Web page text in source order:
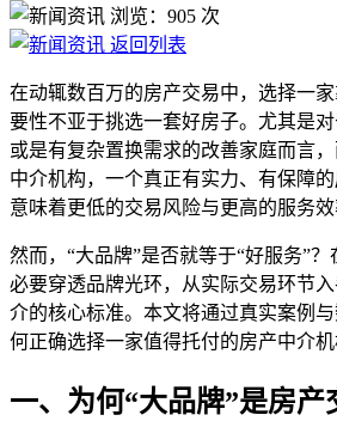
浏览： 905 次
返回列表
在动辄数百万的房产交易中，选择一
要性不亚于挑选一套好房子。尤其是
或是有复杂置换需求的改善家庭而言
中介机构，一个真正有实力、有保障的
意味着更低的交易风险与更高的服务效
然而，“大品牌”是否就等于“好服务”
必要穿透品牌光环，从实际交易环节
介的核心标准。本文将通过真实案例
何正确选择一家值得托付的房产中介机
一、为何“大品牌”是房产